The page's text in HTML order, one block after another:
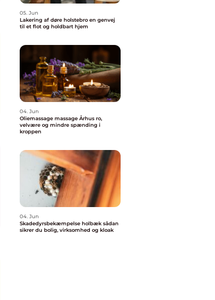
05. Jun
Lakering af døre holstebro en genvej
til et flot og holdbart hjem
04. Jun
Oliemassage massage Århus ro,
velvære og mindre spænding i
kroppen
04. Jun
Skadedyrsbekæmpelse holbæk sådan
sikrer du bolig, virksomhed og kloak